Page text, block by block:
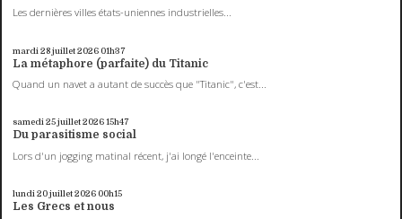
Les dernières villes états-uniennes industrielles...
mardi 28juillet 2026 01h37
La métaphore (parfaite) du Titanic
Quand un navet a autant de succès que "Titanic", c'est...
samedi 25juillet 202615h47
Du parasitisme social
Lors d'un jogging matinal récent, j'ai longé l'enceinte...
lundi 20juillet 2026 00h15
Les Grecs et nous